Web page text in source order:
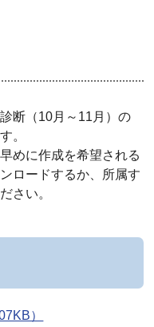
断（10月～11月）の
。
めに作成を希望される
ロードするか、所属す
さい。
）